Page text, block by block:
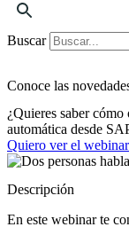
Buscar
Conoce las
¿Quieres saber
automática desde
Quiero ver el webinar
Descripción
En este webinar te